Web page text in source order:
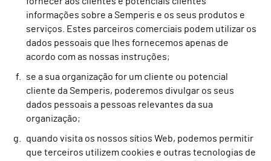
informações sobre a Semperis e os seus produtos e
serviços. Estes parceiros comerciais podem utilizar os
dados pessoais que lhes fornecemos apenas de
acordo com as nossas instruções;
se a sua organização for um cliente ou potencial
cliente da Semperis, poderemos divulgar os seus
dados pessoais a pessoas relevantes da sua
organização;
quando visita os nossos sítios Web, podemos permitir
que terceiros utilizem cookies e outras tecnologias de